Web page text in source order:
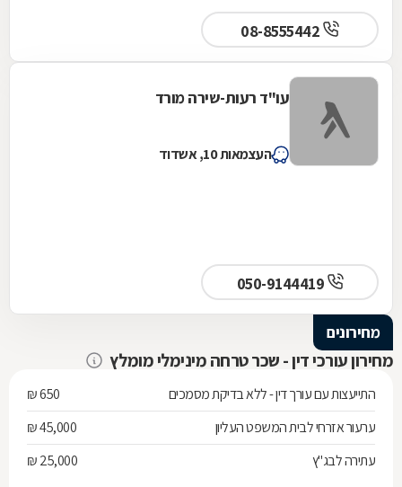
עו"ד רעות-שירה מורד
העצמאות 10, אשדוד
מחירונים
מחירון עורכי דין - שכר טרחה מינימלי מומלץ
התייעצות עם עורך דין - ללא בדיקת מסמכים
650 ₪
ערעור אזרחי לבית המשפט העליון
45,000 ₪
עתירה לבג"ץ
25,000 ₪